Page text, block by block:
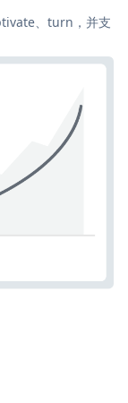
、turn，并支